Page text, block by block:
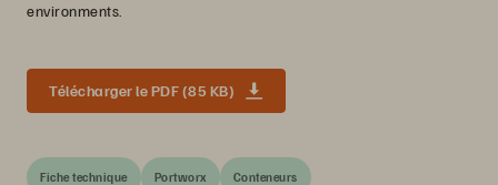
environments.
Télécharger le PDF (85 KB)
Fiche technique Portworx Conteneurs